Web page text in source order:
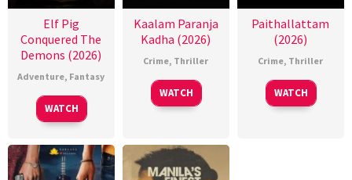
Elf Pig
Conquered The
Demons (2026)
Adventure, Fantasy
WATCH
Kaalam Paranja
Kadha (2026)
Crime, Thriller
WATCH
Paithallattam
(2026)
Crime, Thriller
WATCH